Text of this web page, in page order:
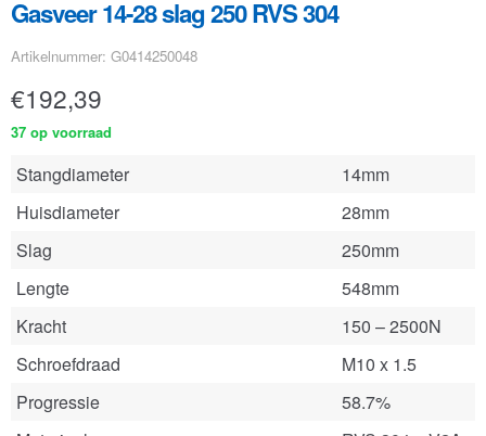
Gasveer 14-28 slag 250 RVS 304
Artikelnummer: G0414250048
€192,39
37 op voorraad
Stangdiameter
14mm
Huisdiameter
28mm
Slag
250mm
Lengte
548mm
Kracht
150 – 2500N
Schroefdraad
M10 x 1.5
Progressie
58.7%